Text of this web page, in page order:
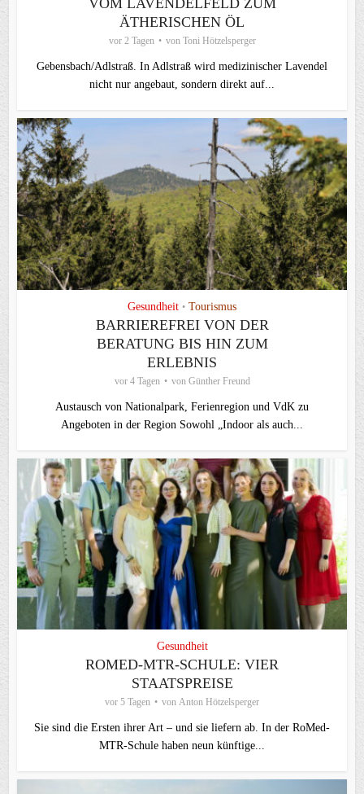
ÄTHERISCHEN ÖL
vor 2 Tagen von Toni Hötzelsperger
Gebensbach/Adlstraß. In Adlstraß wird medizinischer Lavendel
nicht nur angebaut, sondern direkt auf...
Gesundheit • Tourismus
BARRIEREFREI VON DER
BERATUNG BIS HIN ZUM
ERLEBNIS
vor 4 Tagen von Günther Freund
Austausch von Nationalpark, Ferienregion und VdK zu
Angeboten in der Region Sowohl „Indoor als auch...
Gesundheit
ROMED-MTR-SCHULE: VIER
STAATSPREISE
vor 5 Tagen von Anton Hötzelsperger
Sie sind die Ersten ihrer Art – und sie liefern ab. In der RoMed-
MTR-Schule haben neun künftige...